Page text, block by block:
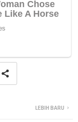
LEBIH BARU